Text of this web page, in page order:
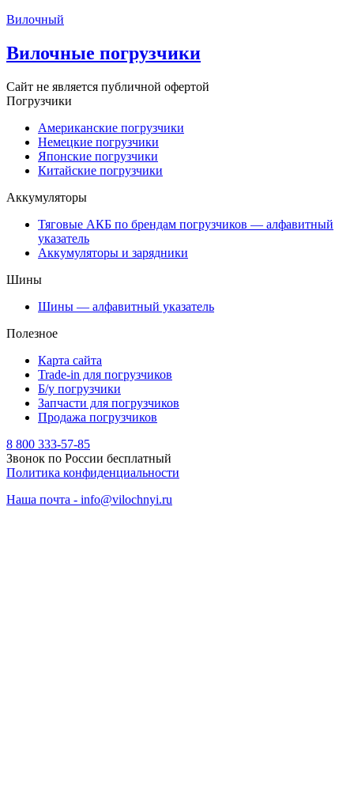
Вилочный
Вилочные погрузчики
Сайт не является публичной офертой
Погрузчики
Американские погрузчики
Немецкие погрузчики
Японские погрузчики
Китайские погрузчики
Аккумуляторы
Тяговые АКБ по брендам погрузчиков — алфавитный
указатель
Аккумуляторы и зарядники
Шины
Шины — алфавитный указатель
Полезное
Карта сайта
Trade-in для погрузчиков
Б/у погрузчики
Запчасти для погрузчиков
Продажа погрузчиков
8 800 333-57-85
Звонок по России бесплатный
Политика конфиденциальности
Наша почта - info@vilochnyi.ru